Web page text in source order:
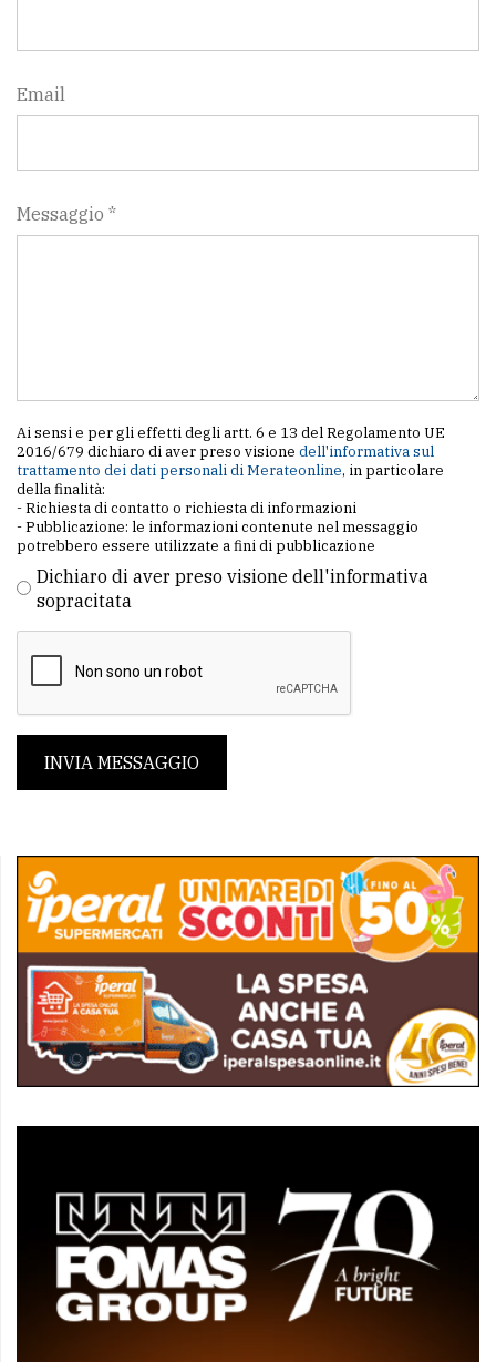
Email
Messaggio *
Ai sensi e per gli effetti degli artt. 6 e 13 del Regolamento UE
2016/679 dichiaro di aver preso visione dell'informativa sul
trattamento dei dati personali di Merateonline, in particolare
della finalità:
- Richiesta di contatto o richiesta di informazioni
- Pubblicazione: le informazioni contenute nel messaggio
potrebbero essere utilizzate a fini di pubblicazione
Dichiaro di aver preso visione dell'informativa
sopracitata
INVIA MESSAGGIO